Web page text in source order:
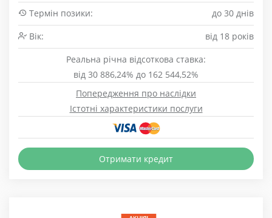
Термін позики:
до 30 днів
Вік:
від 18 років
Реальна річна відсоткова ставка:
від 30 886,24% до 162 544,52%
Попередження про наслідки
Істотні характеристики послуги
Отримати кредит